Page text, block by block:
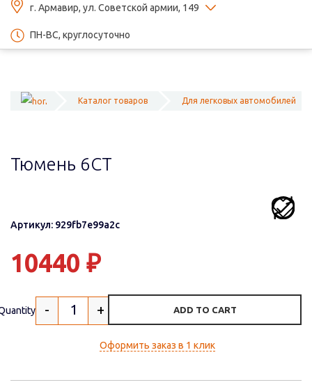
г. Армавир, ул. Советской армии, 149
ПН-ВС, круглосуточно
Каталог товаров Для легковых автомобилей
Тюмень 6СТ
Артикул: 929fb7e99a2c
10440 ₽
- + ADD TO CART
Оформить заказ в 1 клик